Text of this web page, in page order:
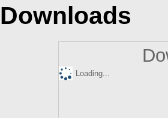
Downloads
Loading...